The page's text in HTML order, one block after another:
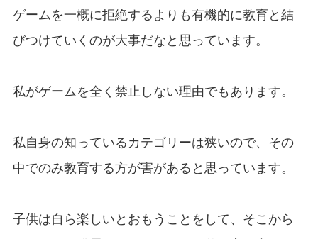
ゲームを一概に拒絶するよりも有機的に教育と結
びつけていくのが大事だなと思っています。
私がゲームを全く禁止しない理由でもあります。
私自身の知っているカテゴリーは狭いので、その
中でのみ教育する方が害があると思っています。
子供は自ら楽しいとおもうことをして、そこから